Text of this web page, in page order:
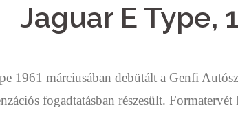
Jaguar E Type,
1961 márciusában debütált a Genfi
fogadtatásban részesült.